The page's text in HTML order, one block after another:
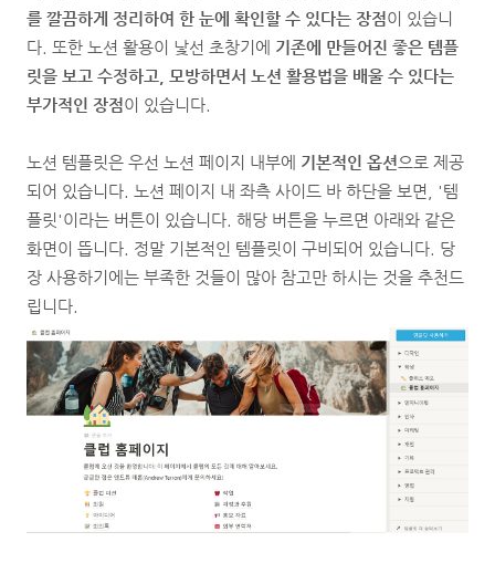
를 깔끔하게 정리하여 한 눈에 확인할 수 있다는 장점이 있습니
다. 또한 노션 활용이 낯선 초창기에 기존에 만들어진 좋은 템플
릿을 보고 수정하고, 모방하면서 노션 활용법을 배울 수 있다는
부가적인 장점이 있습니다.
노션 템플릿은 우선 노션 페이지 내부에 기본적인 옵션으로 제공
되어 있습니다. 노션 페이지 내 좌측 사이드 바 하단을 보면, '템
플릿'이라는 버튼이 있습니다. 해당 버튼을 누르면 아래와 같은
화면이 뜹니다. 정말 기본적인 템플릿이 구비되어 있습니다. 당
장 사용하기에는 부족한 것들이 많아 참고만 하시는 것을 추천드
립니다.